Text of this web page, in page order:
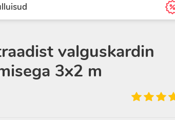
valguskardin
3x2 m